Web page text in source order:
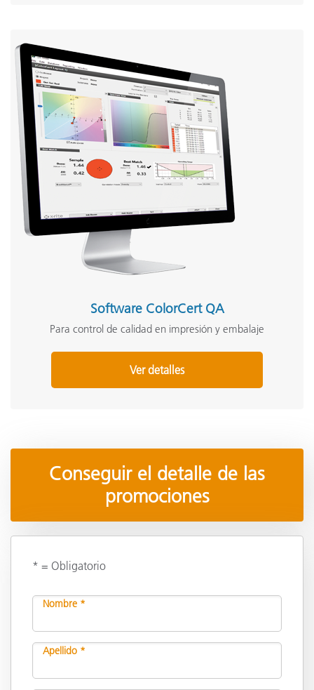
Software ColorCert QA
Para control de calidad en impresión y embalaje
Ver detalles
Conseguir el detalle de las
promociones
* = Obligatorio
Nombre *
Apellido *